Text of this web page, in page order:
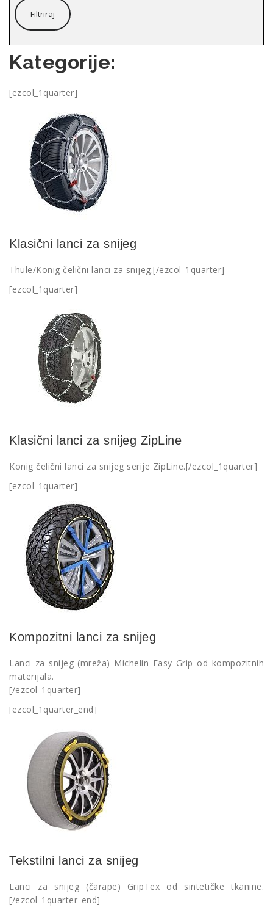
Filtriraj
Kategorije:
[ezcol_1quarter]
Klasični lanci za snijeg
Thule/Konig čelični lanci za snijeg.[/ezcol_1quarter]
[ezcol_1quarter]
Klasični lanci za snijeg ZipLine
Konig čelični lanci za snijeg serije ZipLine.[/ezcol_1quarter]
[ezcol_1quarter]
Kompozitni lanci za snijeg
Lanci za snijeg (mreža) Michelin Easy Grip od kompozitnih
materijala.
[/ezcol_1quarter]
[ezcol_1quarter_end]
Tekstilni lanci za snijeg
Lanci za snijeg (čarape) GripTex od sintetičke tkanine.
[/ezcol_1quarter_end]